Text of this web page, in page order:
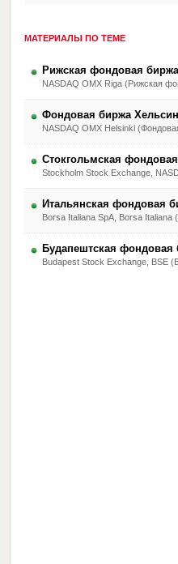
МАТЕРИАЛЫ ПО ТЕМЕ
Рижская фондовая
NASDAQ OMX Riga (Рижская
Фондовая биржа
NASDAQ OMX Helsinki
Стокгольмская
Stockholm Stock Exchange,
Итальянская фондовая
Borsa Italiana SpA, Borsa
Будапештская фондовая
Budapest Stock Exchange, BSE